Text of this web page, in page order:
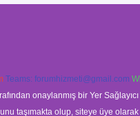
Teams: forumhizmeti@gmail.com
onaylanmış bir Yer
taşımakta olup, siteye üye